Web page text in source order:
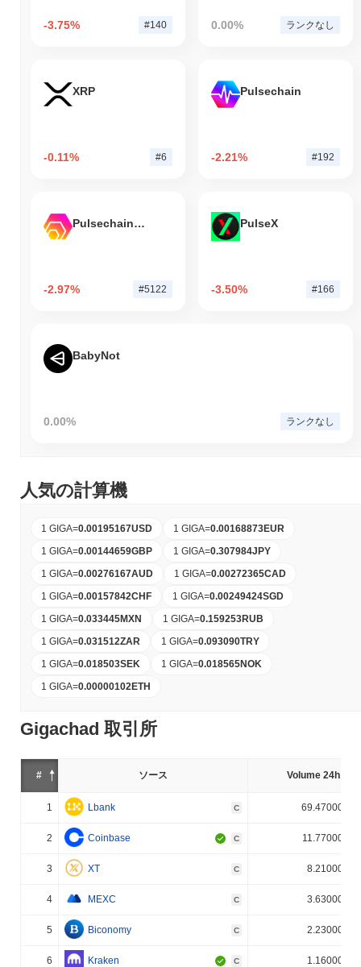
-3.75% #140 0.00% ランクなし
XRP
-0.11% #6
Pulsechain
-2.21% #192
Pulsechain Bridged HEX (Pulsechain)
-2.97% #5122
PulseX
-3.50% #166
BabyNot
0.00% ランクなし
人気の計算機
1 GIGA=0.00195167USD 1 GIGA=0.00168873EUR
1 GIGA=0.00144659GBP 1 GIGA=0.307984JPY
1 GIGA=0.00276167AUD 1 GIGA=0.00272365CAD
1 GIGA=0.00157842CHF 1 GIGA=0.00249424SGD
1 GIGA=0.033445MXN 1 GIGA=0.159253RUB
1 GIGA=0.031512ZAR 1 GIGA=0.093090TRY
1 GIGA=0.018503SEK 1 GIGA=0.018565NOK
1 GIGA=0.00000102ETH
Gigachad 取引所
# ソース Volume 24h (%)
1 Lbank C 69.470000%
2 Coinbase C 11.770000%
3 XT C 8.210000%
4 MEXC C 3.630000%
5 Biconomy C 2.230000%
6 Kraken C 1.160000%